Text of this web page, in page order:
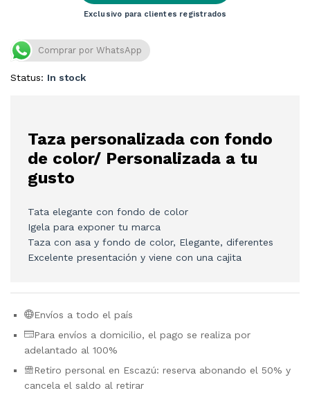
Exclusivo para clientes registrados
Comprar por WhatsApp
Status: In stock
Taza personalizada con fondo
de color/ Personalizada a tu
gusto
Tata elegante con fondo de color
Igela para exponer tu marca
Taza con asa y fondo de color, Elegante, diferentes
Excelente presentación y viene con una cajita
Envíos a todo el país
Para envíos a domicilio, el pago se realiza por
adelantado al 100%
Retiro personal en Escazú: reserva abonando el 50% y
cancela el saldo al retirar